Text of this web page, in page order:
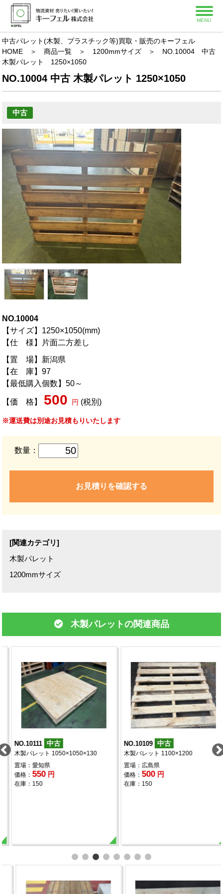
MENU
中古パレット(木製、プラスチック等)買取・販売のキーフェル
HOME ＞商品一覧 ＞ 1200mmサイズ ＞ NO.10004 中古
木製パレット 1250×1050
NO.10004 中古 木製パレット 1250×1050
中古
NO.10004
【サイズ】1250×1050(mm)
【仕 様】片面二方差し
【置 場】新潟県
【在 庫】97
【最低購入個数】50～
【価 格】 500 円 (税別)
※運送費は別途お見積もりいたします
数量：
お見積りを確認する
[関連カテゴリ]
木製パレット
1200mmサイズ
木製パレットの関連商品
NO.10111 中古
木製パレット 1050×1050×130
置場：愛知県
価格：550円
在庫：150
NO.10109 中古
木製パレット 1100×1200
置場：広島県
価格：500円
在庫：150